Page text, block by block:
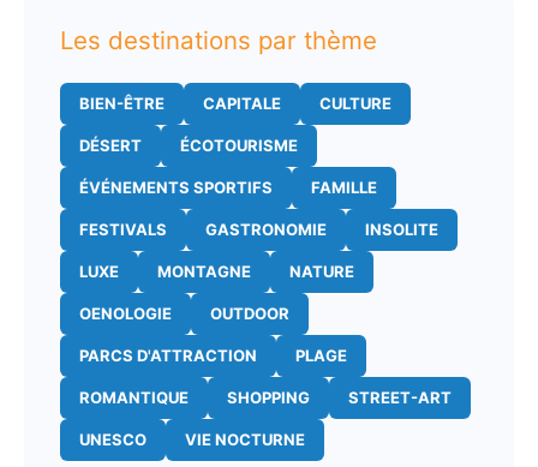
Les destinations par thème
BIEN-ÊTRE CAPITALE CULTURE
DÉSERT ÉCOTOURISME
ÉVÉNEMENTS SPORTIFS FAMILLE
FESTIVALS GASTRONOMIE INSOLITE
LUXE MONTAGNE NATURE
OENOLOGIE OUTDOOR
PARCS D'ATTRACTION PLAGE
ROMANTIQUE SHOPPING STREET-ART
UNESCO VIE NOCTURNE